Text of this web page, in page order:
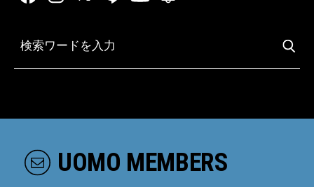
UOMO MEMBERS